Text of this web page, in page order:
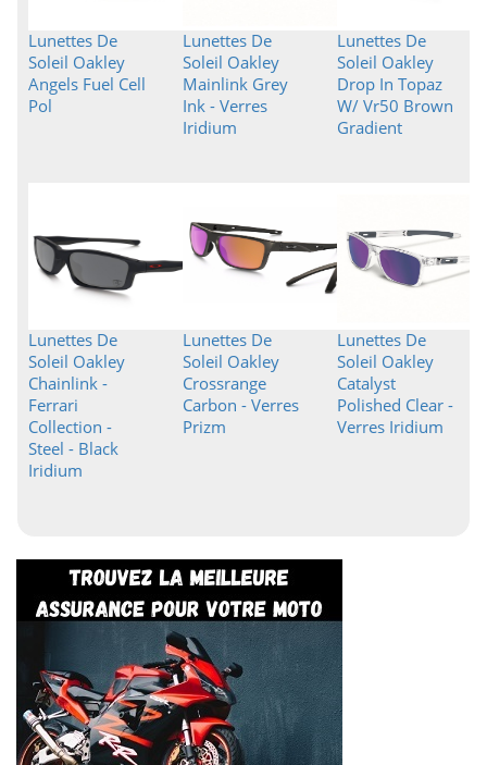
Lunettes De
Soleil Oakley
Angels Fuel Cell
Pol
Lunettes De
Soleil Oakley
Mainlink Grey
Ink - Verres
Iridium
Lunettes De
Soleil Oakley
Drop In Topaz
W/ Vr50 Brown
Gradient
Lunettes De
Soleil Oakley
Chainlink -
Ferrari
Collection -
Steel - Black
Iridium
Lunettes De
Soleil Oakley
Crossrange
Carbon - Verres
Prizm
Lunettes De
Soleil Oakley
Catalyst
Polished Clear -
Verres Iridium